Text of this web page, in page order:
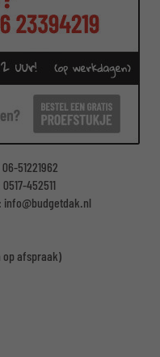
06-51221962
0517-452511
info@budgetdak.nl
op afspraak)